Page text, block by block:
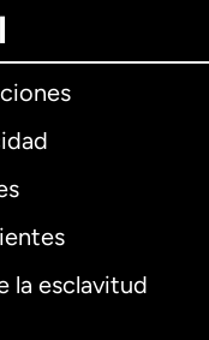
la esclavitud
Internacional